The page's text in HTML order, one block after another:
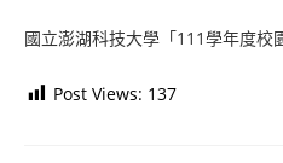
國立澎湖科技大學「111學年度校
Post Views: 137